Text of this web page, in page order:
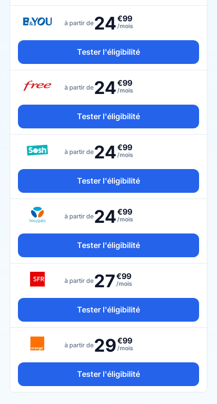
à partir de 24€99
/mois
Tester l'éligibilité
à partir de 24€99
/mois
Tester l'éligibilité
à partir de 24€99
/mois
Tester l'éligibilité
à partir de 24€99
/mois
Tester l'éligibilité
à partir de 27€99
/mois
Tester l'éligibilité
à partir de 29€99
/mois
Tester l'éligibilité